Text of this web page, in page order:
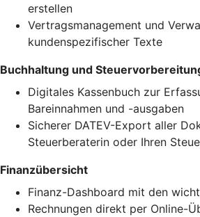
erstellen
Vertragsmanagement und
kundenspezifischer Texte
Buchhaltung und
Digitales Kassenbuch zur
Bareinnahmen und -ausgaben
Sicherer DATEV-Export aller
Steuerberaterin oder Ihren
Finanzübersicht
Finanz-Dashboard mit den
Rechnungen direkt per Online-